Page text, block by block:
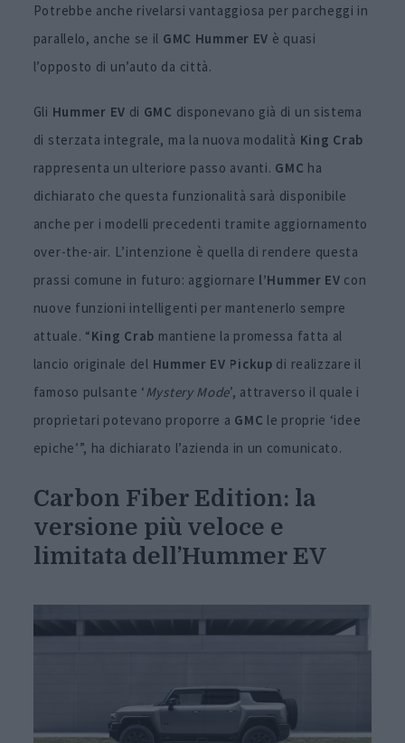
Potrebbe anche rivelarsi vantaggiosa per parcheggi in
parallelo, anche se il GMC Hummer EV è quasi
l’opposto di un’auto da città.
Gli Hummer EV di GMC disponevano già di un sistema
di sterzata integrale, ma la nuova modalità King Crab
rappresenta un ulteriore passo avanti. GMC ha
dichiarato che questa funzionalità sarà disponibile
anche per i modelli precedenti tramite aggiornamento
over-the-air. L’intenzione è quella di rendere questa
prassi comune in futuro: aggiornare l’Hummer EV con
nuove funzioni intelligenti per mantenerlo sempre
attuale. “King Crab mantiene la promessa fatta al
lancio originale del Hummer EV Pickup di realizzare il
famoso pulsante ‘Mystery Mode’, attraverso il quale i
proprietari potevano proporre a GMC le proprie ‘idee
epiche’”, ha dichiarato l’azienda in un comunicato.
Carbon Fiber Edition: la
versione più veloce e
limitata dell’Hummer EV